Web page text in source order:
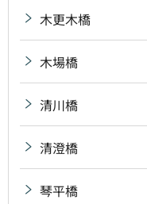
木更木橋
木場橋
清川橋
清澄橋
琴平橋